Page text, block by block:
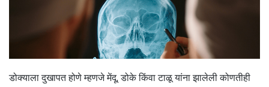
डोक्याला दुखापत होणे म्हणजे मेंदू, डोके किंवा टाळू यांना झालेली कोणतीही